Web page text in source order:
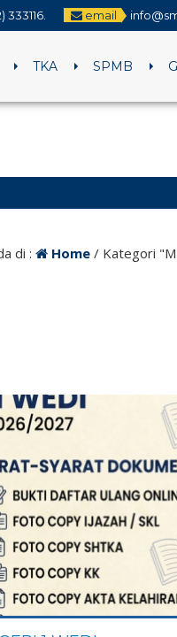
333116. email
TKA SPMB
di : Home/ Kategori